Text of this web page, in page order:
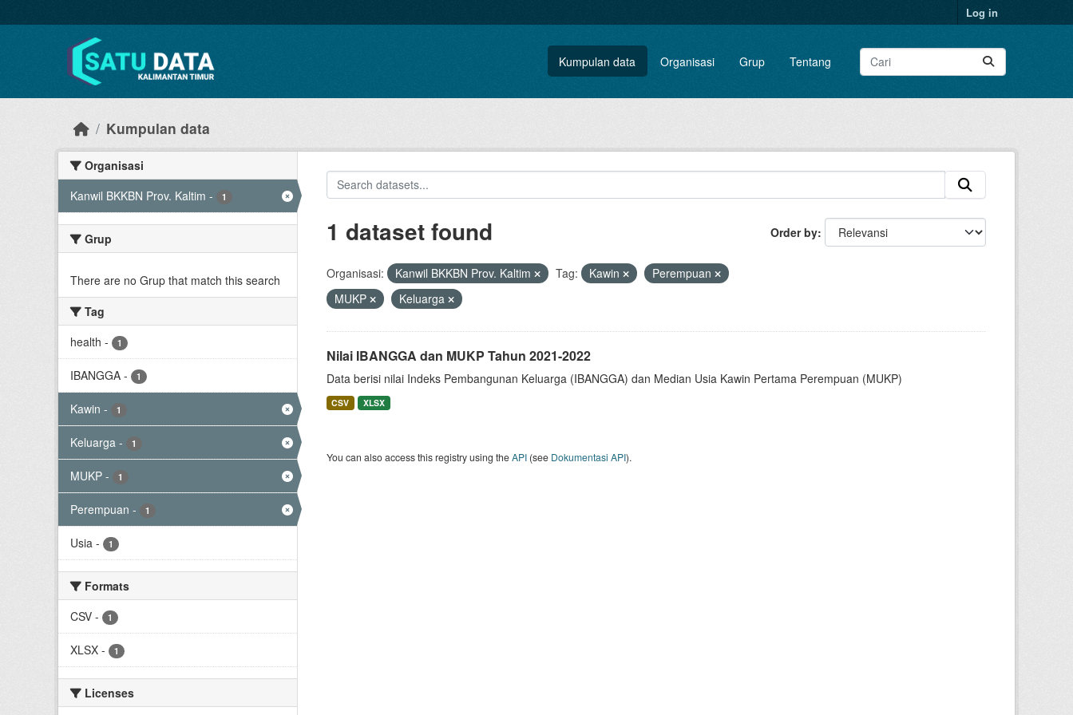
Log in
Kumpulan data Organisasi Grup Tentang
Kumpulan data
Organisasi
Kanwil BKKBN Prov. Kaltim - 1
Grup
There are no Grup that match this search
Tag
health - 1
IBANGGA - 1
Kawin - 1
Keluarga - 1
MUKP - 1
Perempuan - 1
Usia - 1
Formats
CSV - 1
XLSX - 1
Licenses
Order by
1 dataset found
Organisasi: Kanwil BKKBN Prov. Kaltim Tag: Kawin
Perempuan
MUKP
Keluarga
Nilai IBANGGA dan MUKP Tahun 2021-2022
Data berisi nilai Indeks Pembangunan Keluarga (IBANGGA) dan Median Usia Kawin Pertama Perempuan (MUKP)
CSV XLSX
You can also access this registry using theAPI(see Dokumentasi API).